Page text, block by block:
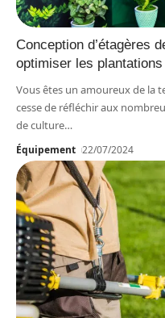
Conception d’étagères
optimiser les plantations
Vous êtes un amoureux de la
cesse de réfléchir aux
de culture…
Équipement 22/07/2024